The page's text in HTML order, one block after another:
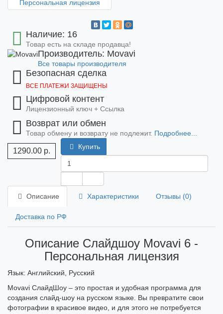
Наличие: 16
Товар есть на складе продавца!
Производитель: Movavi
Все товары производителя
Безопасная сделка
ВСЕ ПЛАТЕЖИ ЗАЩИЩЕНЫ
Цифровой контент
Лицензионный ключ + Ссылка
Возврат или обмен
Товар обмену и возврату не подлежит. Подробнее...
1290.00 р. Купить
Описание Характеристики Отзывы (0)
Доставка по РФ
Описание Слайдшоу Movavi 6 -
Персональная лицензия
Язык: Английский, Русский
Movavi СлайдШоу – это простая и удобная программа для
создания слайд-шоу на русском языке. Вы превратите свои
фотографии в красивое видео, и для этого не потребуется